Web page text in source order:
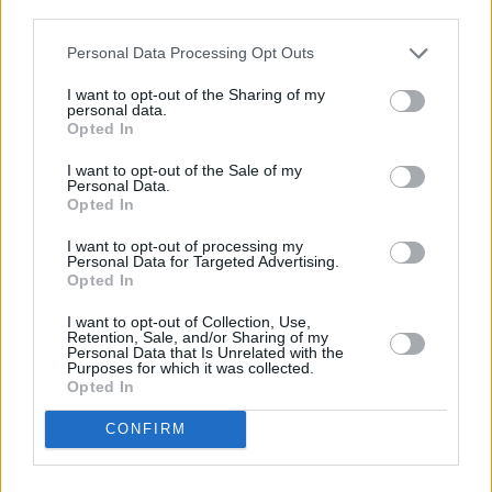
negar su consentimiento. Tenga en cuenta que algún
de su consentimiento, pero usted tiene el derecho de
rechazar tal procesamiento. Sus preferencias se aplicarán
cualquier momento entrando de nuevo en este sitio web o
visitando nuestra política de privacidad.
Personal Data Processing Opt Outs
I want to opt-out of the Sharing of my
personal data.
Opted In
I want to opt-out of the Sale of my
Personal Data.
Opted In
I want to opt-out of processing my
Personal Data for Targeted Advertising.
Opted In
I want to opt-out of Collection, Use,
Retention, Sale, and/or Sharing of my
Personal Data that Is Unrelated with the
Purposes for which it was collected.
Opted In
CONFIRM